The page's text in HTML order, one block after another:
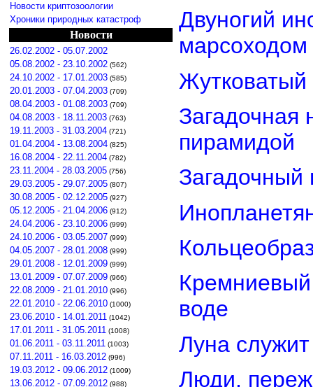
Новости криптозоологии
Хроники природных катастроф
Новости
26.02.2002 - 05.07.2002
05.08.2002 - 23.10.2002 (562)
24.10.2002 - 17.01.2003 (585)
20.01.2003 - 07.04.2003 (709)
08.04.2003 - 01.08.2003 (709)
04.08.2003 - 18.11.2003 (763)
19.11.2003 - 31.03.2004 (721)
01.04.2004 - 13.08.2004 (825)
16.08.2004 - 22.11.2004 (782)
23.11.2004 - 28.03.2005 (756)
29.03.2005 - 29.07.2005 (807)
30.08.2005 - 02.12.2005 (927)
05.12.2005 - 21.04.2006 (912)
24.04.2006 - 23.10.2006 (999)
24.10.2006 - 03.05.2007 (999)
04.05.2007 - 28.01.2008 (999)
29.01.2008 - 12.01.2009 (999)
13.01.2009 - 07.07.2009 (966)
22.08.2009 - 21.01.2010 (996)
22.01.2010 - 22.06.2010 (1000)
23.06.2010 - 14.01.2011 (1042)
17.01.2011 - 31.05.2011 (1008)
01.06.2011 - 03.11.2011 (1003)
07.11.2011 - 16.03.2012 (996)
19.03.2012 - 09.06.2012 (1009)
13.06.2012 - 07.09.2012 (988)
Двуногий
марсоходом
Загадочная
пирамидой
воде
Луна
Люди,